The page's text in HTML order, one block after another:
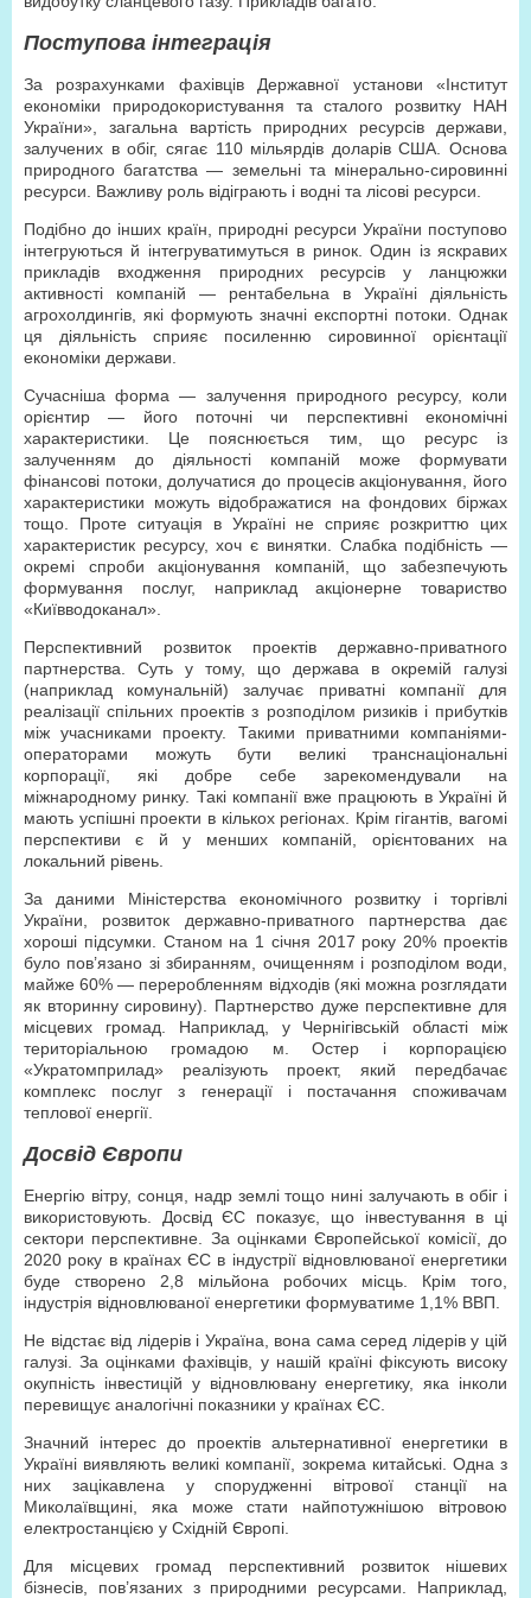
Поступова інтеграція
За розрахунками фахівців Державної установи «Інститут
економіки природокористування та сталого розвитку НАН
України», загальна вартість природних ресурсів держави,
залучених в обіг, сягає 110 мільярдів доларів США. Основа
природного багатства — земельні та мінерально-сировинні
ресурси. Важливу роль відіграють і водні та лісові ресурси.
Подібно до інших країн, природні ресурси України поступово
інтегруються й інтегруватимуться в ринок. Один із яскравих
прикладів входження природних ресурсів у ланцюжки
активності компаній — рентабельна в Україні діяльність
агрохолдингів, які формують значні експортні потоки. Однак
ця діяльність сприяє посиленню сировинної орієнтації
економіки держави.
Сучасніша форма — залучення природного ресурсу, коли
орієнтир — його поточні чи перспективні економічні
характеристики. Це пояснюється тим, що ресурс із
залученням до діяльності компаній може формувати
фінансові потоки, долучатися до процесів акціонування, його
характеристики можуть відображатися на фондових біржах
тощо. Проте ситуація в Україні не сприяє розкриттю цих
характеристик ресурсу, хоч є винятки. Слабка подібність —
окремі спроби акціонування компаній, що забезпечують
формування послуг, наприклад акціонерне товариство
«Київводоканал».
Перспективний розвиток проектів державно-приватного
партнерства. Суть у тому, що держава в окремій галузі
(наприклад комунальній) залучає приватні компанії для
реалізації спільних проектів з розподілом ризиків і прибутків
між учасниками проекту. Такими приватними компаніями-
операторами можуть бути великі транснаціональні
корпорації, які добре себе зарекомендували на
міжнародному ринку. Такі компанії вже працюють в Україні й
мають успішні проекти в кількох регіонах. Крім гігантів, вагомі
перспективи є й у менших компаній, орієнтованих на
локальний рівень.
За даними Міністерства економічного розвитку і торгівлі
України, розвиток державно-приватного партнерства дає
хороші підсумки. Станом на 1 січня 2017 року 20% проектів
було пов’язано зі збиранням, очищенням і розподілом води,
майже 60% — переробленням відходів (які можна розглядати
як вторинну сировину). Партнерство дуже перспективне для
місцевих громад. Наприклад, у Чернігівській області між
територіальною громадою м. Остер і корпорацією
«Укратомприлад» реалізують проект, який передбачає
комплекс послуг з генерації і постачання споживачам
теплової енергії.
Досвід Європи
Енергію вітру, сонця, надр землі тощо нині залучають в обіг і
використовують. Досвід ЄС показує, що інвестування в ці
сектори перспективне. За оцінками Європейської комісії, до
2020 року в країнах ЄС в індустрії відновлюваної енергетики
буде створено 2,8 мільйона робочих місць. Крім того,
індустрія відновлюваної енергетики формуватиме 1,1% ВВП.
Не відстає від лідерів і Україна, вона сама серед лідерів у цій
галузі. За оцінками фахівців, у нашій країні фіксують високу
окупність інвестицій у відновлювану енергетику, яка інколи
перевищує аналогічні показники у країнах ЄС.
Значний інтерес до проектів альтернативної енергетики в
Україні виявляють великі компанії, зокрема китайські. Одна з
них зацікавлена у спорудженні вітрової станції на
Миколаївщині, яка може стати найпотужнішою вітровою
електростанцією у Східній Європі.
Для місцевих громад перспективний розвиток нішевих
бізнесів, пов’язаних з природними ресурсами. Наприклад,